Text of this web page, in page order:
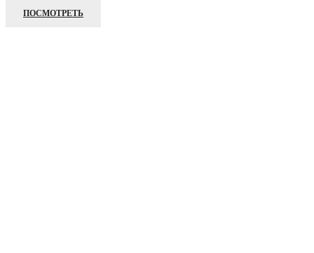
ПОСМОТРЕТЬ